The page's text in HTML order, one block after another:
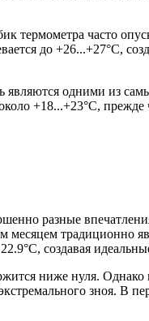
термометра часто
до +26...+27°C,
одними из
+18...+23°C, прежде
разные
месяцем традиционно
создавая
ниже нуля.
зноя. В